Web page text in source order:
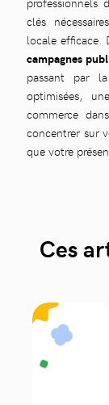
clés
locale efficace.
campagnes
passant par la
optimisées,
commerce
concentrer sur
que votre
Ces